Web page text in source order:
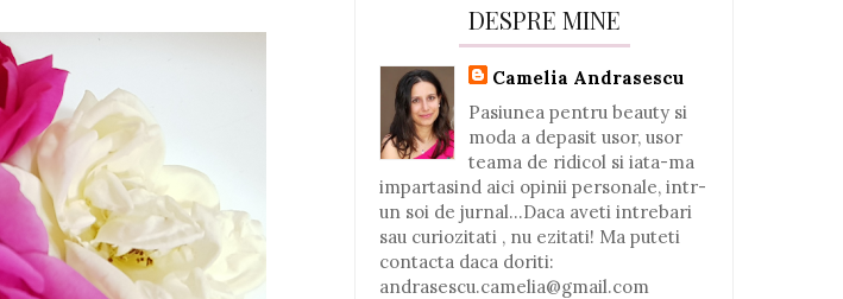
DESPRE MINE
Camelia Andrasescu
Pasiunea pentru beauty si
moda a depasit usor, usor
teama de ridicol si iata-ma
impartasind aici opinii personale, intr-
un soi de jurnal...Daca aveti intrebari
sau curiozitati , nu ezitati! Ma puteti
contacta daca doriti:
andrasescu.camelia@gmail.com